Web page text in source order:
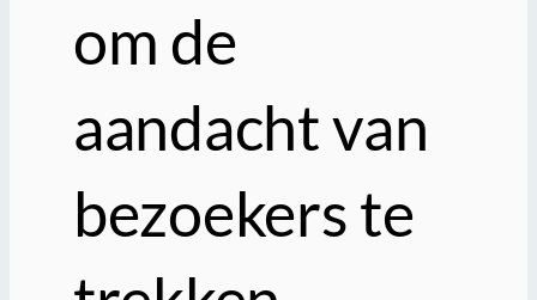
om de
aandacht van
bezoekers te